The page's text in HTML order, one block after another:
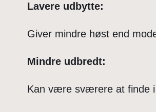
Lavere udbytte:
Giver mindre høst end
Mindre udbredt:
Kan være sværere at finde i